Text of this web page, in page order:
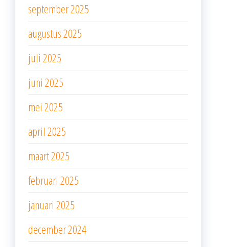
september 2025
augustus 2025
juli 2025
juni 2025
mei 2025
april 2025
maart 2025
februari 2025
januari 2025
december 2024